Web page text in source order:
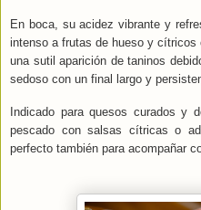
En boca, su acidez vibrante y
intenso a frutas de hueso y cítricos
una sutil aparición de taninos
sedoso con un final largo y
Indicado para quesos curados y
pescado con salsas cítricas o
perfecto también para acompañar